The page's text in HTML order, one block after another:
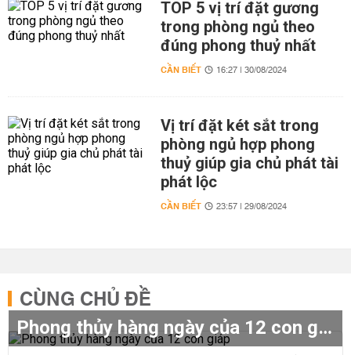
TOP 5 vị trí đặt gương
trong phòng ngủ theo
đúng phong thuỷ nhất
CẦN BIẾT 16:27 | 30/08/2024
Vị trí đặt két sắt trong
phòng ngủ hợp phong
thuỷ giúp gia chủ phát tài
phát lộc
CẦN BIẾT 23:57 | 29/08/2024
CÙNG CHỦ ĐỀ
Phong thủy hàng ngày của 12 con giáp